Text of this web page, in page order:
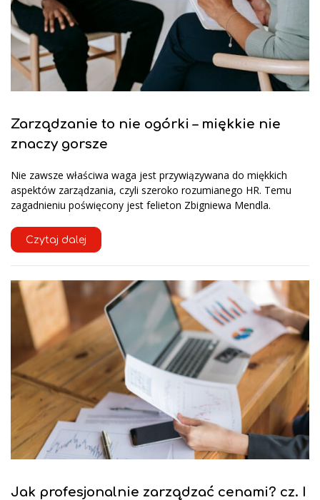
Zarządzanie to nie ogórki – miękkie nie
znaczy gorsze
Nie zawsze właściwa waga jest przywiązywana do miękkich
aspektów zarządzania, czyli szeroko rozumianego HR. Temu
zagadnieniu poświęcony jest felieton Zbigniewa Mendla.
Czytaj dalej
Jak profesjonalnie zarządzać cenami? cz. I